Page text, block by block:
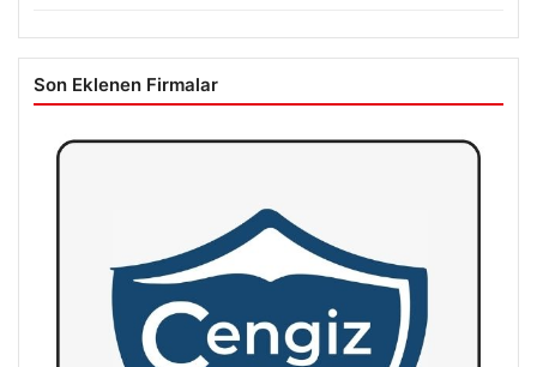
Son Eklenen Firmalar